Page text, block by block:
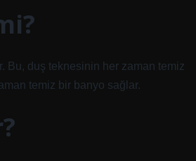
Bu, duş teknesinin her zaman temiz
temiz bir banyo sağlar.